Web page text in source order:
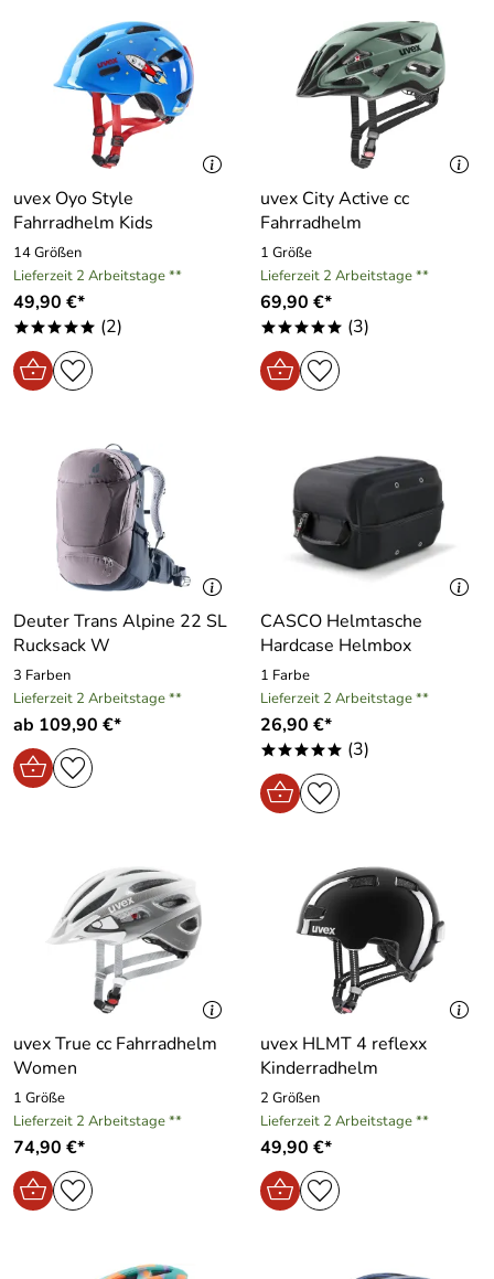
uvex Oyo Style
Fahrradhelm Kids
14 Größen
Lieferzeit 2 Arbeitstage **
49,90 €*
***** (2)
uvex City Active cc
Fahrradhelm
1 Größe
Lieferzeit 2 Arbeitstage **
69,90 €*
***** (3)
Deuter Trans Alpine 22 SL
Rucksack W
3 Farben
Lieferzeit 2 Arbeitstage **
ab 109,90 €*
CASCO Helmtasche
Hardcase Helmbox
1 Farbe
Lieferzeit 2 Arbeitstage **
26,90 €*
***** (3)
uvex True cc Fahrradhelm
Women
1 Größe
Lieferzeit 2 Arbeitstage **
74,90 €*
uvex HLMT 4 reflexx
Kinderradhelm
2 Größen
Lieferzeit 2 Arbeitstage **
49,90 €*